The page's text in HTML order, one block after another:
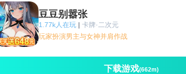
豆豆别嚣张
1.77k人在玩 | 卡牌·二次元
玩家扮演男主与女神并肩作战
下载游戏(662m)